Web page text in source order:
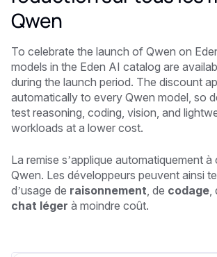
Qwen
To celebrate the launch of Qwen on
models in the Eden AI catalog are
during the launch period. The discount
automatically to every Qwen model, so
test reasoning, coding, vision, and
workloads at a lower cost.
La remise s’applique automatiquement
Qwen. Les développeurs peuvent ainsi
d’usage de raisonnement , de codage
chat léger à moindre coût.